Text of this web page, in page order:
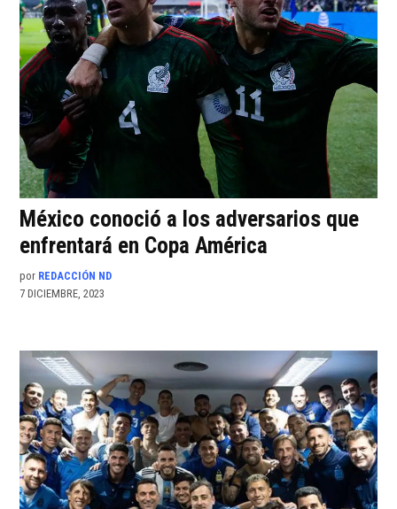
México conoció a los adversarios que
enfrentará en Copa América
por REDACCIÓN ND
7 DICIEMBRE, 2023